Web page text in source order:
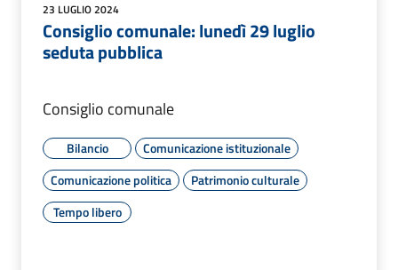
23 LUGLIO 2024
Consiglio comunale: lunedì 29 luglio
seduta pubblica
Consiglio comunale
Bilancio
Comunicazione istituzionale
Comunicazione politica
Patrimonio culturale
Tempo libero